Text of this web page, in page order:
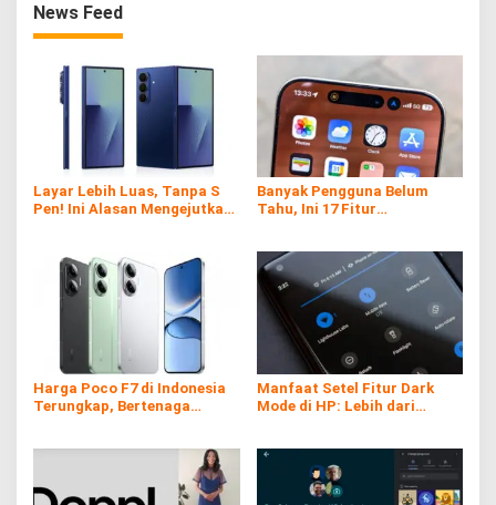
News Feed
Layar Lebih Luas, Tanpa S
Pen! Ini Alasan Mengejutkan
Banyak Pengguna Belum
Tahu, Ini 17 Fitur
Harga Poco F7 di Indonesia
Terungkap, Bertenaga
Manfaat Setel Fitur Dark
Mode di HP: Lebih dari